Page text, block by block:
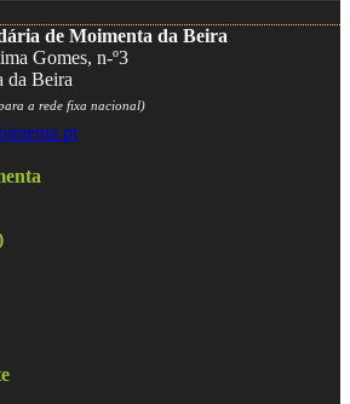
de Moimenta da Beira
Gomes, n-º3
da Beira
a rede fixa nacional)